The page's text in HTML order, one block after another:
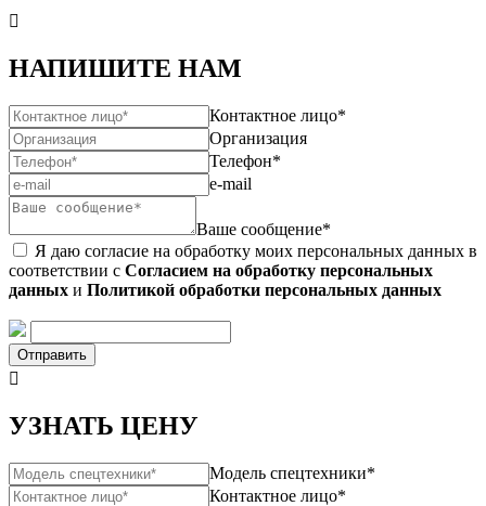

НАПИШИТЕ НАМ
Контактное лицо*
Организация
Телефон*
e-mail
Ваше сообщение*
Я даю согласие на обработку моих персональных данных в
соответствии с Согласием на обработку персональных
данных и Политикой обработки персональных данных
Отправить

УЗНАТЬ ЦЕНУ
Модель спецтехники*
Контактное лицо*